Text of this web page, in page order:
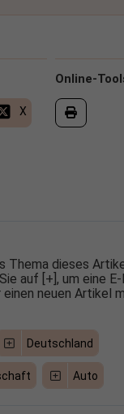
Online-
X
Thema dieses
auf [+], um eine
neuen Artikel
Deutschland
Auto